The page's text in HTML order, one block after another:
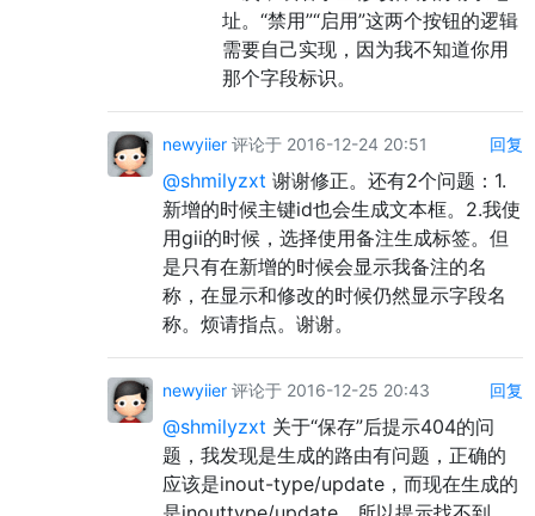
址。“禁用”“启用”这两个按钮的逻辑
需要自己实现，因为我不知道你用
那个字段标识。
newyiier 评论于 2016-12-24 20:51 回复
@shmilyzxt 谢谢修正。还有2个问题：1.
新增的时候主键id也会生成文本框。2.我使
用gii的时候，选择使用备注生成标签。但
是只有在新增的时候会显示我备注的名
称，在显示和修改的时候仍然显示字段名
称。烦请指点。谢谢。
newyiier 评论于 2016-12-25 20:43 回复
@shmilyzxt 关于“保存”后提示404的问
题，我发现是生成的路由有问题，正确的
应该是inout-type/update，而现在生成的